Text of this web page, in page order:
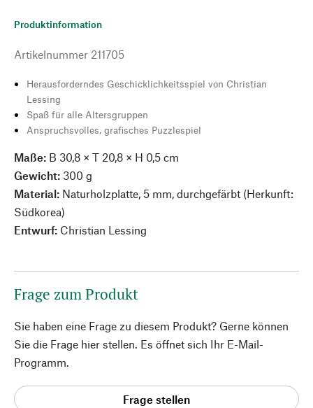
Produktinformation
Artikelnummer 211705
Herausforderndes Geschicklichkeitsspiel von Christian
Lessing
Spaß für alle Altersgruppen
Anspruchsvolles, grafisches Puzzlespiel
Maße: B 30,8 × T 20,8 × H 0,5 cm
Gewicht: 300 g
Material: Naturholzplatte, 5 mm, durchgefärbt (Herkunft:
Südkorea)
Entwurf: Christian Lessing
Frage zum Produkt
Sie haben eine Frage zu diesem Produkt? Gerne können
Sie die Frage hier stellen. Es öffnet sich Ihr E-Mail-
Programm.
Frage stellen